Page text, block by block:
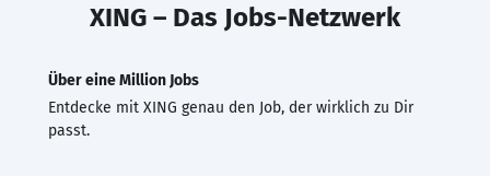
XING – Das Jobs-Netzwerk
Über eine Million Jobs
Entdecke mit XING genau den Job, der wirklich zu Dir
passt.